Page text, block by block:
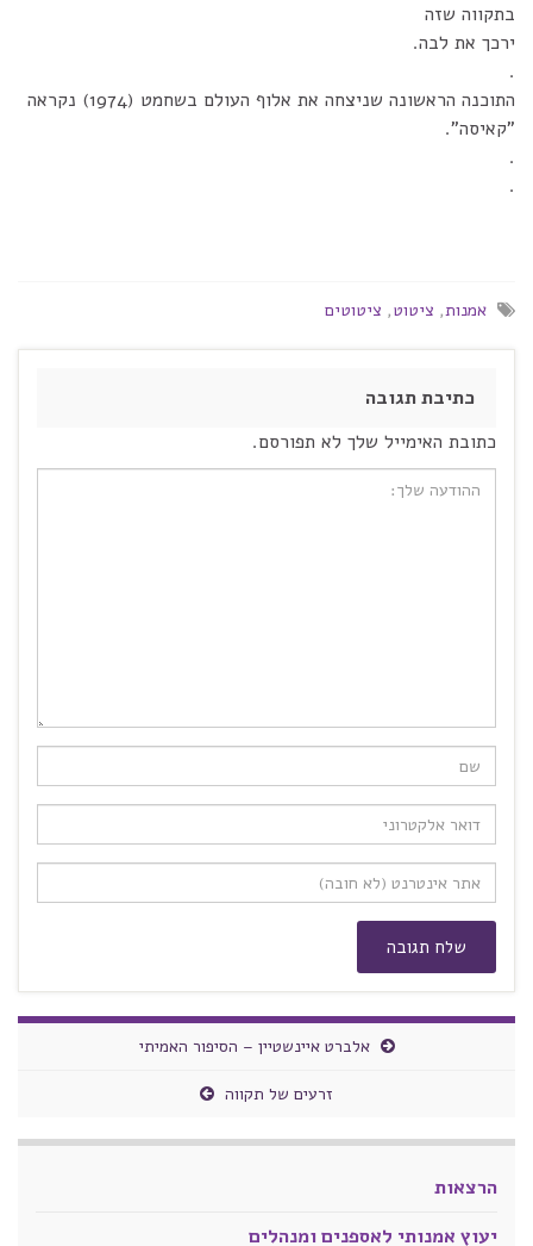
בתקווה שזה
ירכך את לבה.
.
התוכנה הראשונה שניצחה את אלוף העולם בשחמט (1974) נקראה
"קאיסה".
.
.
אמנות, ציטוט, ציטוטים
כתיבת תגובה
כתובת האימייל שלך לא תפורסם.
אלברט איינשטיין – הסיפור האמיתי
זרעים של תקווה
הרצאות
יעוץ אמנותי לאספנים ומנהלים